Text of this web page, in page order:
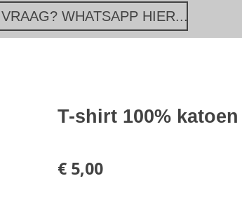
WHATSAPP HIER...
T-shirt 100%
€ 5,00